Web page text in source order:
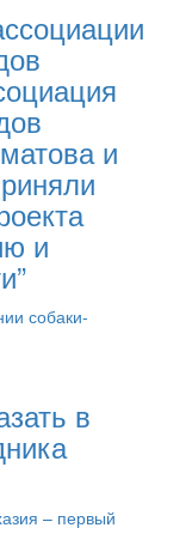
и
и
в